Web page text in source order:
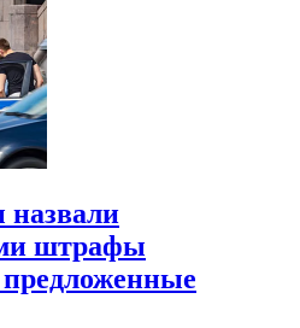
назвали
штрафы
предложенные